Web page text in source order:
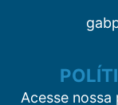
Acesse